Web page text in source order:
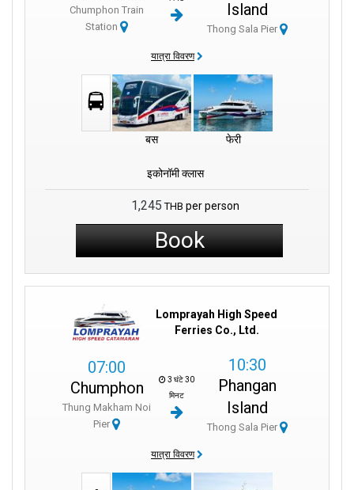
Chumphon Train
Station
Island
Thong Sala Pier
यात्रा विवरण
बस फेरी
इकोनॉमी क्लास
1,245 THB per person
Book
Lomprayah High Speed
Ferries Co., Ltd.
07:00
Chumphon
Thung Makham Noi
Pier
3 घंटे 30
मिनट
10:30
Phangan
Island
Thong Sala Pier
यात्रा विवरण